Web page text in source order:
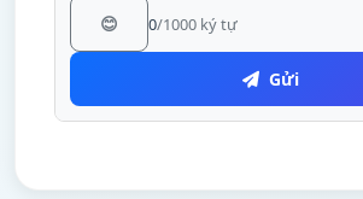
😊 0/1000 ký tự
Gửi